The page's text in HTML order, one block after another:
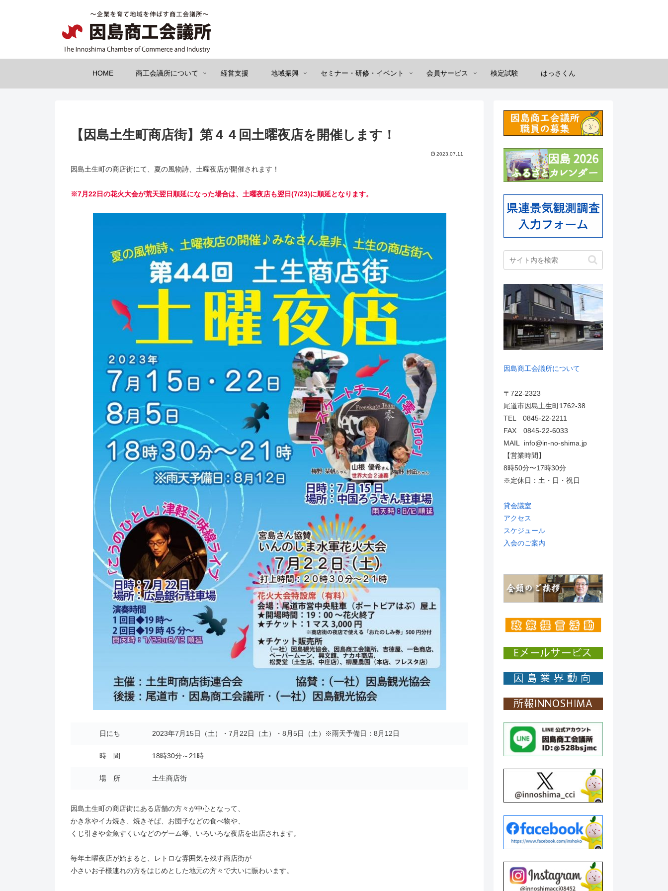
HOME 商工会議所について 経営支援 地域振興 セミナー・研修・イベント 会員サービス 検定試験 はっさくん
【因島土生町商店街】第４４回土曜夜店を開催します！
2023.07.11
因島土生町の商店街にて、夏の風物詩、土曜夜店が開催されます！
※7月22日の花火大会が荒天翌日順延になった場合は、土曜夜店も翌日(7/23)に順延となります。
日にち 2023年7月15日（土）・7月22日（土）・8月5日（土）※雨天予備日：8月12日
時 間 18時30分～21時
場 所 土生商店街
因島土生町の商店街にある店舗の方々が中心となって、
かき氷やイカ焼き、焼きそば、お団子などの食べ物や、
くじ引きや金魚すくいなどのゲーム等、いろいろな夜店を出店されます。
毎年土曜夜店が始まると、レトロな雰囲気を残す商店街が
小さいお子様連れの方をはじめとした地元の方々で大いに賑わいます。
因島商工会議所について
〒722-2323
尾道市因島土生町1762-38
TEL 0845-22-2211
FAX 0845-22-6033
MAIL info@in-no-shima.jp
【営業時間】
8時50分〜17時30分
※定休日：土・日・祝日
貸会議室
アクセス
スケジュール
入会のご案内